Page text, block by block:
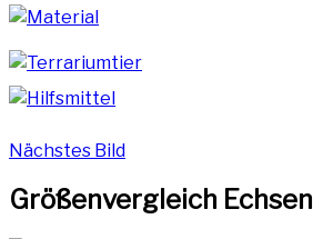
Nächstes Bild
Größenvergleich Echsen